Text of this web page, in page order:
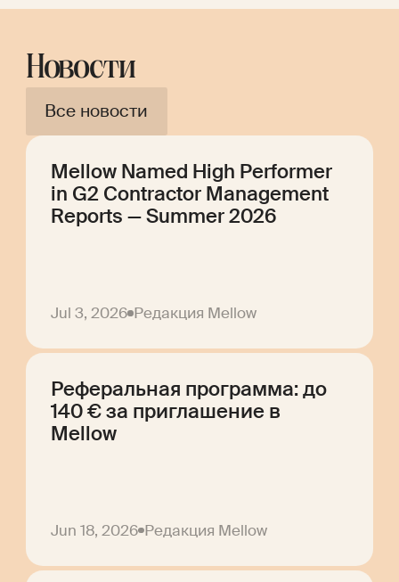
Новости
Все новости
Mellow Named High Performer
in G2 Contractor Management
Reports — Summer 2026
Jul 3, 2026 Редакция Mellow
Реферальная программа: до
140 € за приглашение в
Mellow
Jun 18, 2026 Редакция Mellow